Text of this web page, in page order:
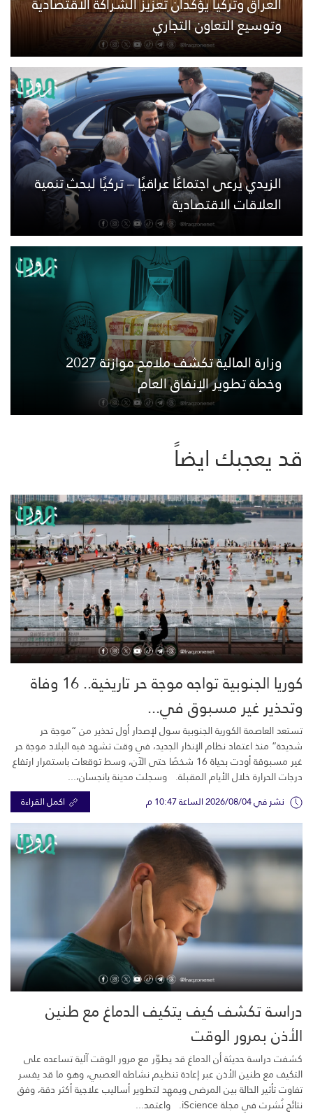
وتوسيع التعاون التجاري
الزيدي يرعى اجتماعًا عراقيًا – تركيًا لبحث تنمية
العلاقات الاقتصادية
وزارة المالية تكشف ملامح موازنة 2027
وخطة تطوير الإنفاق العام
قد يعجبك ايضاً
كوريا الجنوبية تواجه موجة حر تاريخية.. 16 وفاة
وتحذير غير مسبوق في...
تستعد العاصمة الكورية الجنوبية سول لإصدار أول تحذير من “موجة حر
شديدة” منذ اعتماد نظام الإنذار الجديد، في وقت تشهد فيه البلاد موجة حر
غير مسبوقة أودت بحياة 16 شخصًا حتى الآن، وسط توقعات باستمرار ارتفاع
درجات الحرارة خلال الأيام المقبلة. وسجلت مدينة يانجسان،...
نشر في 2026/08/04 الساعة 10:47 م اكمل القراءة
دراسة تكشف كيف يتكيف الدماغ مع طنين
الأذن بمرور الوقت
كشفت دراسة حديثة أن الدماغ قد يطوّر مع مرور الوقت آلية تساعده على
التكيف مع طنين الأذن عبر إعادة تنظيم نشاطه العصبي، وهو ما قد يفسر
تفاوت تأثير الحالة بين المرضى ويمهد لتطوير أساليب علاجية أكثر دقة، وفق
نتائج نُشرت في مجلة iScience. واعتمد...